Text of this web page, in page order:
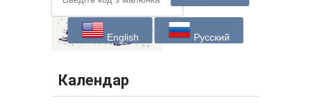
English Русский
Календар